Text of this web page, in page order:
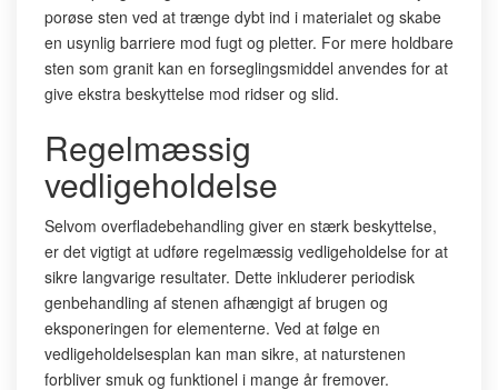
porøse sten ved at trænge dybt ind i materialet og skabe
en usynlig barriere mod fugt og pletter. For mere holdbare
sten som granit kan en forseglingsmiddel anvendes for at
give ekstra beskyttelse mod ridser og slid.
Regelmæssig
vedligeholdelse
Selvom overfladebehandling giver en stærk beskyttelse,
er det vigtigt at udføre regelmæssig vedligeholdelse for at
sikre langvarige resultater. Dette inkluderer periodisk
genbehandling af stenen afhængigt af brugen og
eksponeringen for elementerne. Ved at følge en
vedligeholdelsesplan kan man sikre, at naturstenen
forbliver smuk og funktionel i mange år fremover.